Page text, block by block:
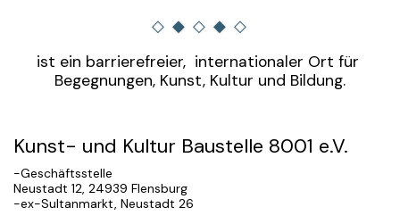
ist ein barrierefreier,  internationaler Ort für
Begegnungen, Kunst, Kultur und Bildung.
Kunst- und Kultur Baustelle 8001 e.V.
-Geschäftsstelle
Neustadt 12, 24939 Flensburg
-ex-Sultanmarkt, Neustadt 26